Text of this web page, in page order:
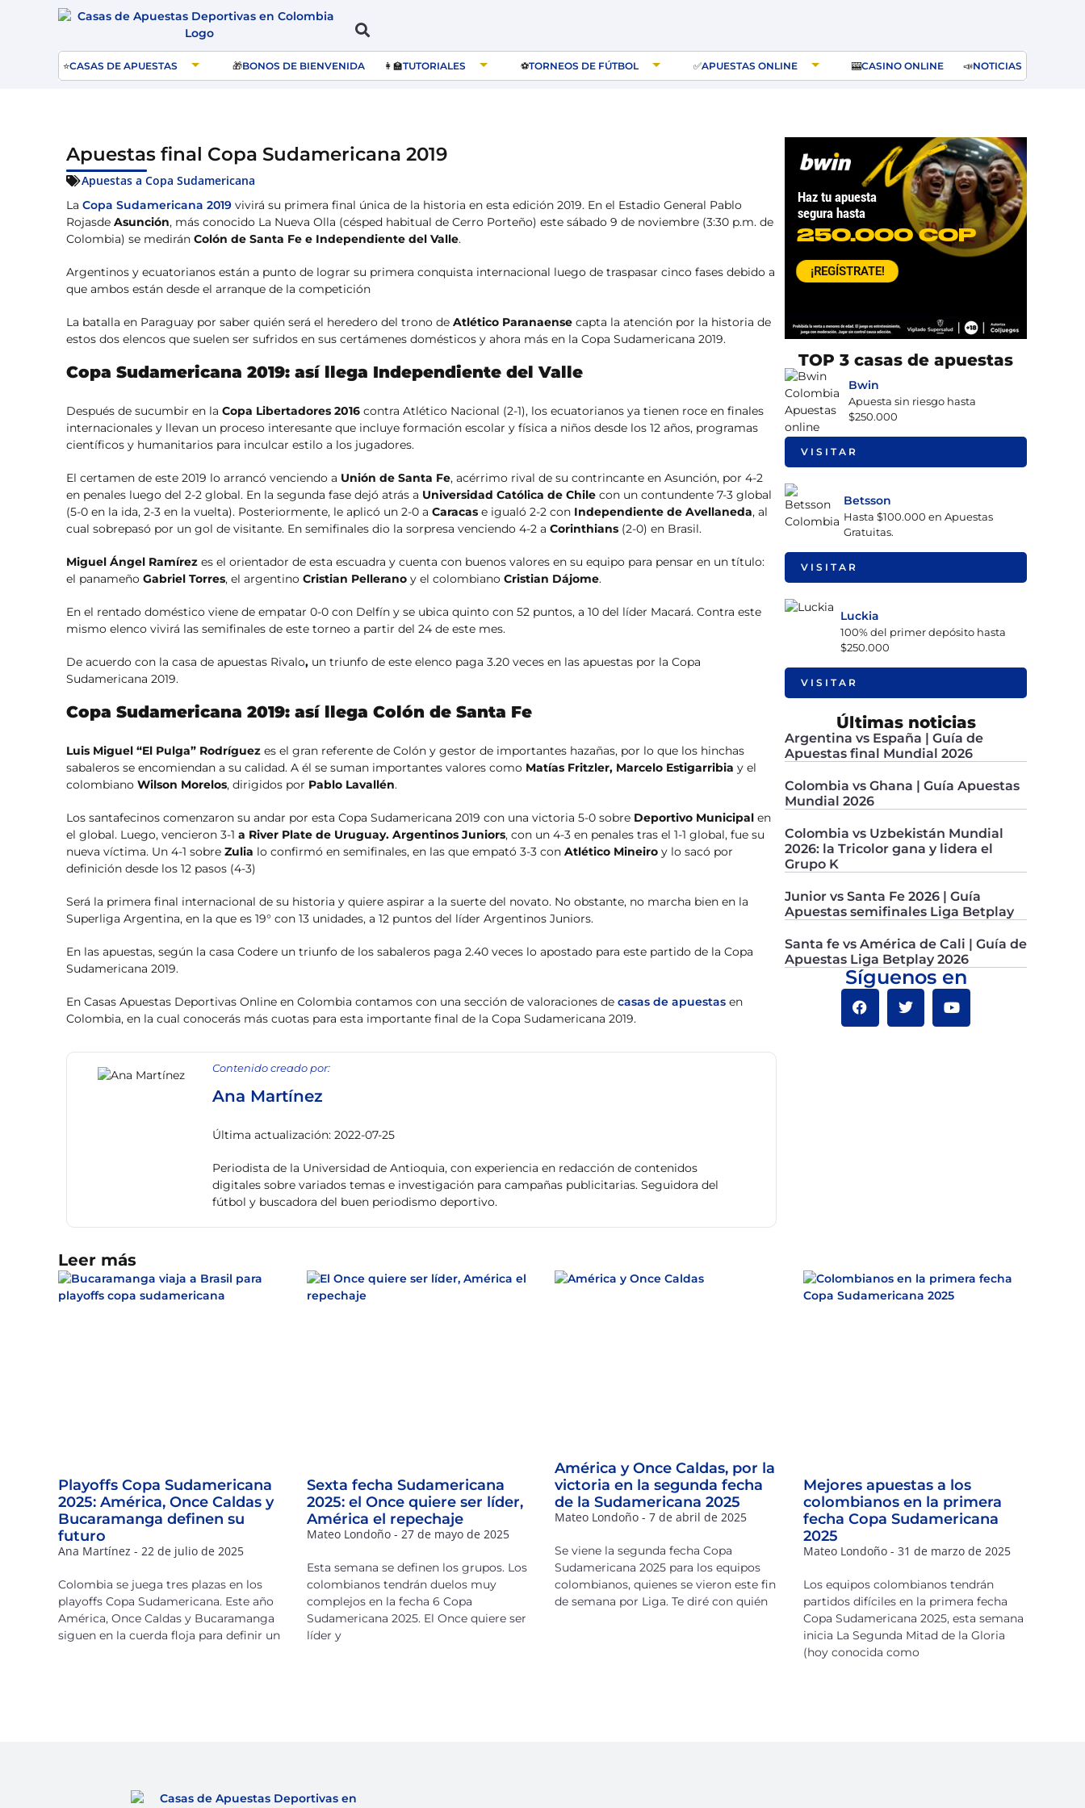
⭐CASAS DE APUESTAS 🎁BONOS DE BIENVENIDA 👩‍🏫TUTORIALES ⚽️TORNEOS DE FÚTBOL ✅APUESTAS ONLINE 🎰CASINO ONLINE 📣NOTICIAS
Apuestas final Copa Sudamericana 2019
Apuestas a Copa Sudamericana
La Copa Sudamericana 2019 vivirá su primera final única de la historia en esta edición 2019. En el Estadio General Pablo
Rojasde Asunción, más conocido La Nueva Olla (césped habitual de Cerro Porteño) este sábado 9 de noviembre (3:30 p.m. de
Colombia) se medirán Colón de Santa Fe e Independiente del Valle.
Argentinos y ecuatorianos están a punto de lograr su primera conquista internacional luego de traspasar cinco fases debido a
que ambos están desde el arranque de la competición
La batalla en Paraguay por saber quién será el heredero del trono de Atlético Paranaense capta la atención por la historia de
estos dos elencos que suelen ser sufridos en sus certámenes domésticos y ahora más en la Copa Sudamericana 2019.
Copa Sudamericana 2019: así llega Independiente del Valle
Después de sucumbir en la Copa Libertadores 2016 contra Atlético Nacional (2-1), los ecuatorianos ya tienen roce en finales
internacionales y llevan un proceso interesante que incluye formación escolar y física a niños desde los 12 años, programas
científicos y humanitarios para inculcar estilo a los jugadores.
El certamen de este 2019 lo arrancó venciendo a Unión de Santa Fe, acérrimo rival de su contrincante en Asunción, por 4-2
en penales luego del 2-2 global. En la segunda fase dejó atrás a Universidad Católica de Chile con un contundente 7-3 global
(5-0 en la ida, 2-3 en la vuelta). Posteriormente, le aplicó un 2-0 a Caracas e igualó 2-2 con Independiente de Avellaneda, al
cual sobrepasó por un gol de visitante. En semifinales dio la sorpresa venciendo 4-2 a Corinthians (2-0) en Brasil.
Miguel Ángel Ramírez es el orientador de esta escuadra y cuenta con buenos valores en su equipo para pensar en un título:
el panameño Gabriel Torres, el argentino Cristian Pellerano y el colombiano Cristian Dájome.
En el rentado doméstico viene de empatar 0-0 con Delfín y se ubica quinto con 52 puntos, a 10 del líder Macará. Contra este
mismo elenco vivirá las semifinales de este torneo a partir del 24 de este mes.
De acuerdo con la casa de apuestas Rivalo, un triunfo de este elenco paga 3.20 veces en las apuestas por la Copa
Sudamericana 2019.
Copa Sudamericana 2019: así llega Colón de Santa Fe
Luis Miguel “El Pulga” Rodríguez es el gran referente de Colón y gestor de importantes hazañas, por lo que los hinchas
sabaleros se encomiendan a su calidad. A él se suman importantes valores como Matías Fritzler, Marcelo Estigarribia y el
colombiano Wilson Morelos, dirigidos por Pablo Lavallén.
Los santafecinos comenzaron su andar por esta Copa Sudamericana 2019 con una victoria 5-0 sobre Deportivo Municipal en
el global. Luego, vencieron 3-1 a River Plate de Uruguay. Argentinos Juniors, con un 4-3 en penales tras el 1-1 global, fue su
nueva víctima. Un 4-1 sobre Zulia lo confirmó en semifinales, en las que empató 3-3 con Atlético Mineiro y lo sacó por
definición desde los 12 pasos (4-3)
Será la primera final internacional de su historia y quiere aspirar a la suerte del novato. No obstante, no marcha bien en la
Superliga Argentina, en la que es 19° con 13 unidades, a 12 puntos del líder Argentinos Juniors.
En las apuestas, según la casa Codere un triunfo de los sabaleros paga 2.40 veces lo apostado para este partido de la Copa
Sudamericana 2019.
En Casas Apuestas Deportivas Online en Colombia contamos con una sección de valoraciones de casas de apuestas en
Colombia, en la cual conocerás más cuotas para esta importante final de la Copa Sudamericana 2019.
Contenido creado por:
Ana Martínez
Última actualización: 2022-07-25
Periodista de la Universidad de Antioquia, con experiencia en redacción de contenidos
digitales sobre variados temas e investigación para campañas publicitarias. Seguidora del
fútbol y buscadora del buen periodismo deportivo.
TOP 3 casas de apuestas
Bwin
Apuesta sin riesgo hasta
$250.000
VISITAR
Betsson
Hasta $100.000 en Apuestas
Gratuitas.
VISITAR
Luckia
100% del primer depósito hasta
$250.000
VISITAR
Últimas noticias
Argentina vs España | Guía de
Apuestas final Mundial 2026
Colombia vs Ghana | Guía Apuestas
Mundial 2026
Colombia vs Uzbekistán Mundial
2026: la Tricolor gana y lidera el
Grupo K
Junior vs Santa Fe 2026 | Guía
Apuestas semifinales Liga Betplay
Santa fe vs América de Cali | Guía de
Apuestas Liga Betplay 2026
Síguenos en
Leer más
Playoffs Copa Sudamericana
2025: América, Once Caldas y
Bucaramanga definen su
futuro
Ana Martínez 22 de julio de 2025
Colombia se juega tres plazas en los
playoffs Copa Sudamericana. Este año
América, Once Caldas y Bucaramanga
siguen en la cuerda floja para definir un
Sexta fecha Sudamericana
2025: el Once quiere ser líder,
América el repechaje
Mateo Londoño 27 de mayo de 2025
Esta semana se definen los grupos. Los
colombianos tendrán duelos muy
complejos en la fecha 6 Copa
Sudamericana 2025. El Once quiere ser
líder y
América y Once Caldas, por la
victoria en la segunda fecha
de la Sudamericana 2025
Mateo Londoño 7 de abril de 2025
Se viene la segunda fecha Copa
Sudamericana 2025 para los equipos
colombianos, quienes se vieron este fin
de semana por Liga. Te diré con quién
Mejores apuestas a los
colombianos en la primera
fecha Copa Sudamericana
2025
Mateo Londoño 31 de marzo de 2025
Los equipos colombianos tendrán
partidos difíciles en la primera fecha
Copa Sudamericana 2025, esta semana
inicia La Segunda Mitad de la Gloria
(hoy conocida como